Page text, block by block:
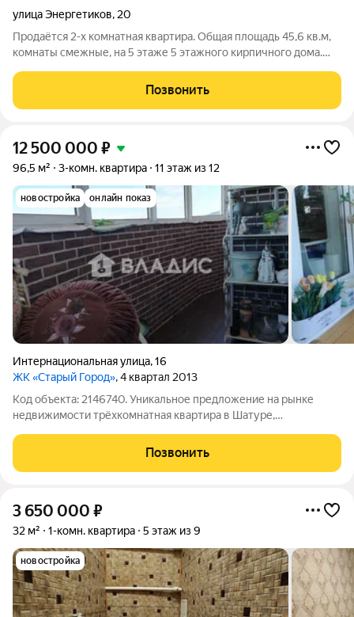
улица Энергетиков, 20
Продаётся 2-х комнатная квартира. Общая площадь 45,6 кв.м,
комнаты смежные, на 5 этаже 5 этажного кирпичного дома.
балкон застеклен. Без долгов по коммунальным платежам. Три
собственника, более 5
Позвонить
12 500 000 ₽
96,5 м² 3-комн. квартира 11 этаж из 12
новостройка онлайн показ
Интернациональная улица,16
ЖК «Старый Город», 4 квартал 2013
Код объекта: 2146740. Уникальное предложение на рынке
недвижимости трёхкомнатная квартира в Шатуре,
объект идеален для тех, кто ищет просторное и комфортное
жильё в развитом районе. Квартира
Позвонить
3 650 000 ₽
32 м² 1-комн. квартира 5 этаж из 9
новостройка